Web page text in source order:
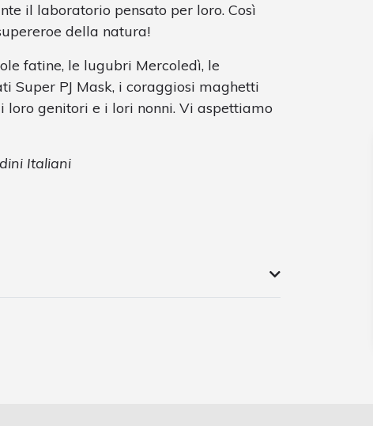
il laboratorio pensato per loro. Così
della natura!
fatine, le lugubri Mercoledì, le
Super PJ Mask, i coraggiosi maghetti
genitori e i lori nonni. Vi aspettiamo
Italiani